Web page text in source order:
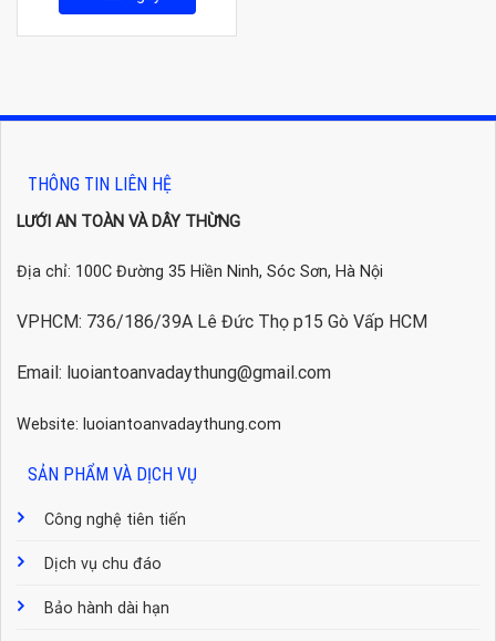
THÔNG TIN LIÊN HỆ
LƯỚI AN TOÀN VÀ DÂY THỪNG
Địa chỉ: 100C Đường 35 Hiền Ninh, Sóc Sơn, Hà Nội
VPHCM: 736/186/39A Lê Đức Thọ p15 Gò Vấp HCM
Email: luoiantoanvadaythung@gmail.com
Website: luoiantoanvadaythung.com
SẢN PHẨM VÀ DỊCH VỤ
Công nghệ tiên tiến
Dịch vụ chu đáo
Bảo hành dài hạn